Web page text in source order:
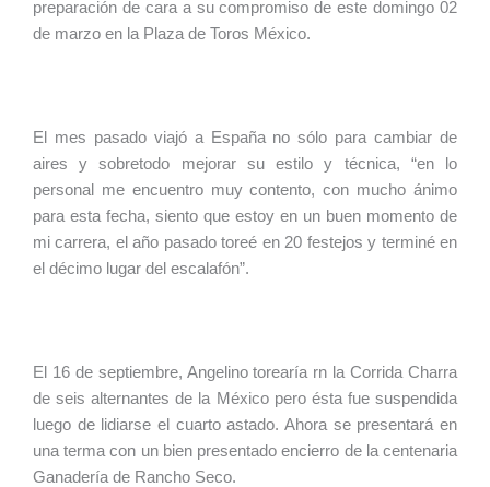
preparación de cara a su compromiso de este domingo 02
de marzo en la Plaza de Toros México.
El mes pasado viajó a España no sólo para cambiar de
aires y sobretodo mejorar su estilo y técnica, “en lo
personal me encuentro muy contento, con mucho ánimo
para esta fecha, siento que estoy en un buen momento de
mi carrera, el año pasado toreé en 20 festejos y terminé en
el décimo lugar del escalafón”.
El 16 de septiembre, Angelino torearía rn la Corrida Charra
de seis alternantes de la México pero ésta fue suspendida
luego de lidiarse el cuarto astado. Ahora se presentará en
una terma con un bien presentado encierro de la centenaria
Ganadería de Rancho Seco.